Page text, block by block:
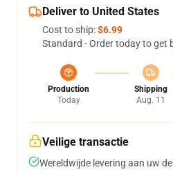
Deliver to United States
Cost to ship:$6.99
Standard - Order today to get
Production
Today
Shipping
Aug. 11
Veilige transactie
Wereldwijde levering aan uw